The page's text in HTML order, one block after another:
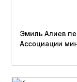
Эмиль Алиев
Ассоциации